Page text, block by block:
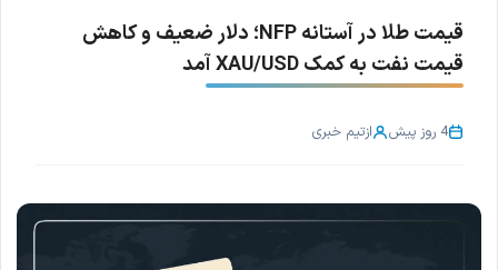
قیمت طلا در آستانه NFP؛ دلار ضعیف و کاهش
قیمت نفت به کمک XAU/USD آمد
4 روز پیش ازتیم خبری